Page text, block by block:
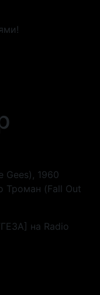
Gees), 1960
Троман (Fall Out
на Radio